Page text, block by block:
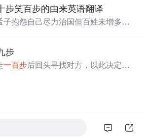
BOOT1和BOOT0组合对应的启动
步笑百步的由来英语翻译
子抱怨自己尽力治国但百姓未增多，
步
一百步后回头寻找对方，以此决定是